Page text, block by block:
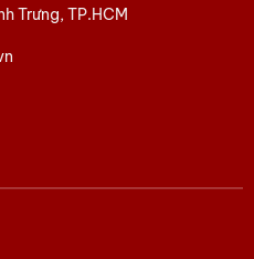
Trưng, TP.HCM